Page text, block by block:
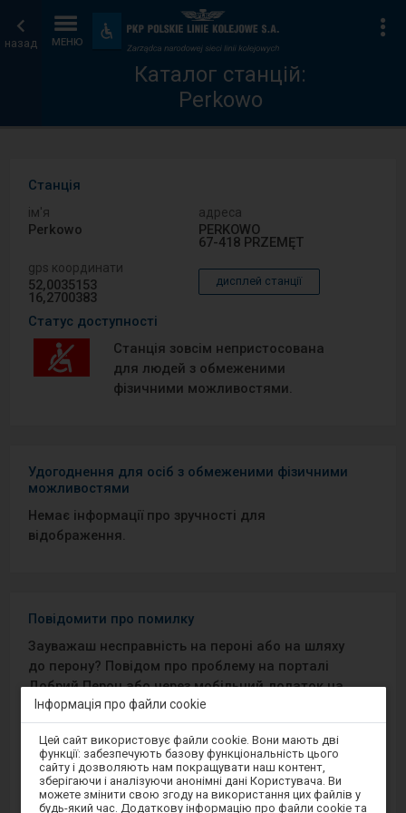
назад МЕНЮ
Пристосування
та
зручності
Каталог
станцій
Головна
сторінка
Каталог станцій:
Perkowo
Станція
ім′я
Perkowo
адреса
PERKOWO
67-418 PRZEMĘT
gps координати
52,0035153
16,2700383
дисплей станції
Статус доступності
Станція зовсім непристосована
для людей з обмеженими
фізичними можливостями.
Удогоднення для осіб з обмеженими фізичними
можливостями
Немає інформації про зручності для
відображення.
Повідомити про помилку
Зауважаш несправність на пероні або на шляху
до перону? Повідом про проблему на порталі
Добрий Перон або через мобільний додаток на
Android/iOS.
Sprawny Peron
Google Play
Інформація про файли cookie
Увага,
ви
перебуваєте
модальному
вікні.
Цей сайт використовує файли cookie. Вони мають дві
функції: забезпечують базову функціональність цього
сайту і дозволяють нам покращувати наш контент,
зберігаючи і аналізуючи анонімні дані Користувача. Ви
можете змінити свою згоду на використання цих файлів у
будь-який час. Додаткову інформацію про файли cookie та